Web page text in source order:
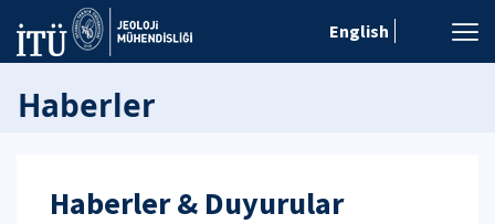
English
Haberler
Haberler & Duyurular